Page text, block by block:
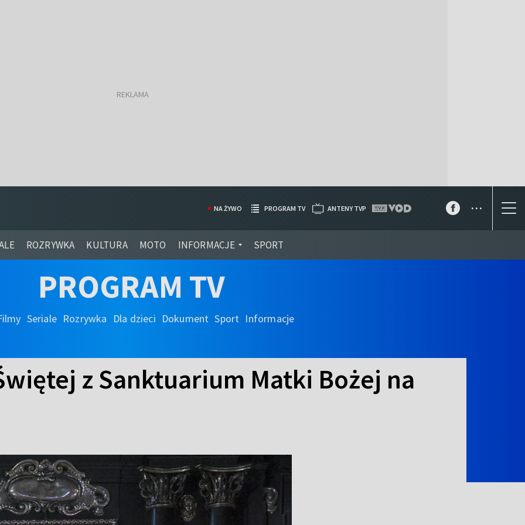
ROZRYWKA KULTURA MOTO INFORMACJE SPORT
NA ŻYWO PROGRAM TV ANTENY TVP ...
PROGRAM TV
Seriale Rozrywka Dla dzieci Dokument Sport Informacje
z Sanktuarium Matki Bożej na